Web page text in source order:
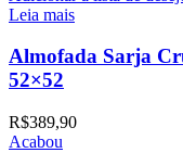
Leia mais
Almofada Sarja
52×52
R$389,90
Acabou